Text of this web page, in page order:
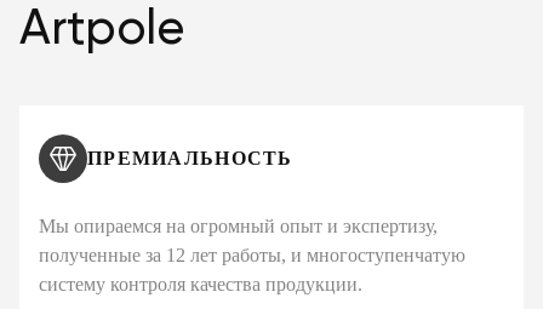
Artpole
ПРЕМИАЛЬНОСТЬ
Мы опираемся на огромный опыт и экспертизу,
полученные за 12 лет работы, и многоступенчатую
систему контроля качества продукции.